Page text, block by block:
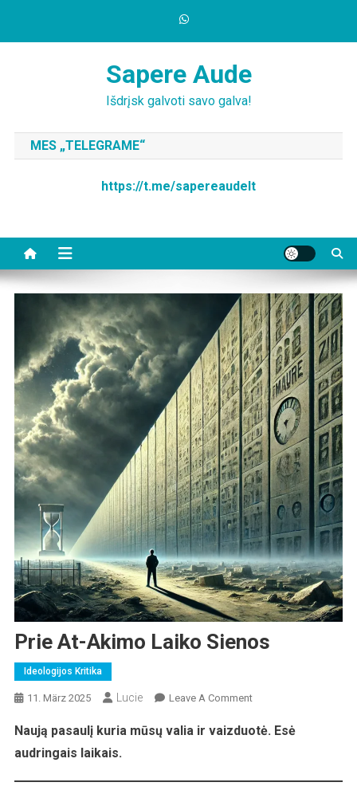
Sapere Aude
Išdrįsk galvoti savo galva!
MES „TELEGRAME“
https://t.me/sapereaudelt
Prie At-Akimo Laiko Sienos
Ideologijos Kritika
11. März 2025 Lucie Leave A CommentOn
At-
Naują pasaulį kuria mūsų valia ir vaizduotė. Esė
audringais laikais.